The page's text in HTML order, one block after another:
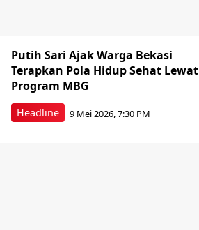
Headline
Putih Sari Ajak Warga Bekasi
Terapkan Pola Hidup Sehat Lewat
Program MBG
9 Mei 2026, 7:30 PM